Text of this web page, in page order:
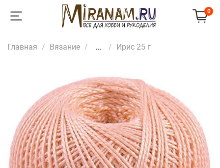
0
Главная Вязание ... Ирис 25 г